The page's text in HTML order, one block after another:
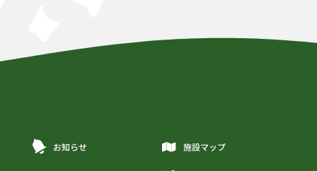
お知らせ 施設マップ